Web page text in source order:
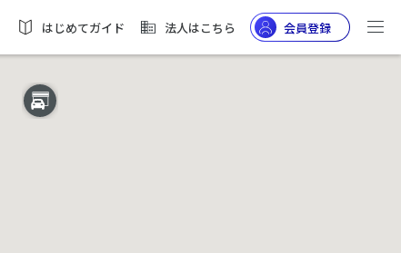
はじめてガイド 法人はこちら 会員登録